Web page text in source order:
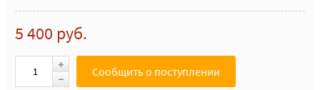
5 400 руб.
Сообщить о поступлении